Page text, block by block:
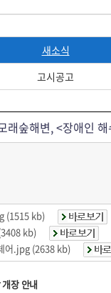
새소식
고시공고
래숲해변, <장애인
(1515 kb)
kb)
어.jpg (2638 kb)
장 안내